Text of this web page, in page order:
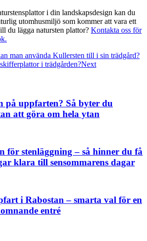
i din landskapsdesign kan du
utomhusmiljö som kommer att vara ett
du lägga natursten plattor? Kontakta oss för
man använda Kullersten till i sin trädgård?
i trädgården?Next
på uppfarten? Så byter du
att göra om hela ytan
för stenläggning – så hinner du få
klara till sensommarens dagar
i Rabostan – smarta val för en
entré